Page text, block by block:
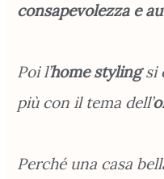
consapevolezza e
Poi l’home stylingsi
più con il tema dell’
Perché una casa